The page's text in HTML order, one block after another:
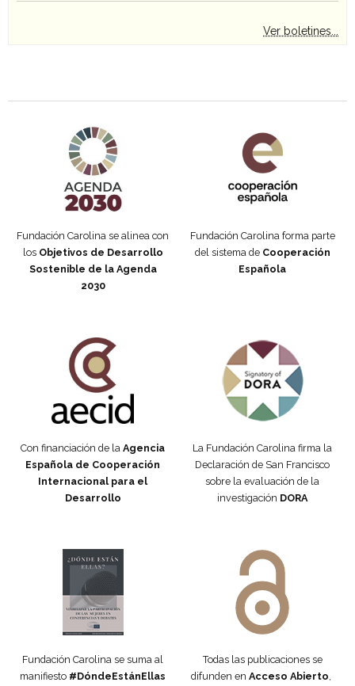
Ver boletines...
Fundación Carolina se alinea con
los Objetivos de Desarrollo
Sostenible de la Agenda
2030
Fundación Carolina forma parte
del sistema de Cooperación
Española
Con financiación de la Agencia
Española de Cooperación
Internacional para el
Desarrollo
La Fundación Carolina firma la
Declaración de San Francisco
sobre la evaluación de la
investigación DORA
Fundación Carolina se suma al
manifiesto #DóndeEstánEllas
Todas las publicaciones se
difunden en Acceso Abierto,